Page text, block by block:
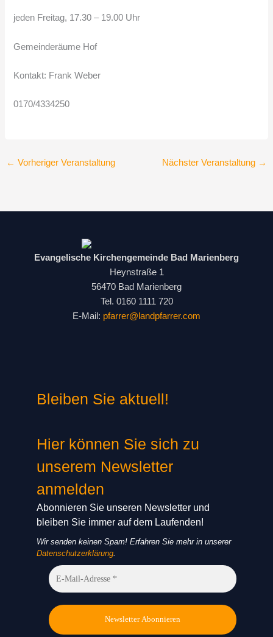
jeden Freitag, 17.30 – 19.00 Uhr
Gemeinderäume Hof
Kontakt: Frank Weber
0170/4334250
← Vorheriger Veranstaltung Nächster Veranstaltung →
Evangelische Kirchengemeinde Bad Marienberg
Heynstraße 1
56470 Bad Marienberg
Tel. 0160 1111 720
E-Mail: pfarrer@landpfarrer.com
Bleiben Sie aktuell!
Hier können Sie sich zu
unserem Newsletter
anmelden
Abonnieren Sie unseren Newsletter und
bleiben Sie immer auf dem Laufenden!
Wir senden keinen Spam! Erfahren Sie mehr in unserer
Datenschutzerklärung